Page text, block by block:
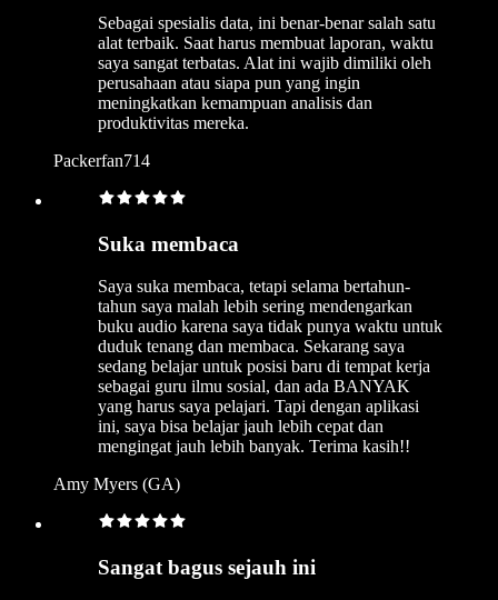
Sebagai spesialis data, ini benar-benar salah satu
alat terbaik. Saat harus membuat laporan, waktu
saya sangat terbatas. Alat ini wajib dimiliki oleh
perusahaan atau siapa pun yang ingin
meningkatkan kemampuan analisis dan
produktivitas mereka.
Packerfan714
Suka membaca
Saya suka membaca, tetapi selama bertahun-
tahun saya malah lebih sering mendengarkan
buku audio karena saya tidak punya waktu untuk
duduk tenang dan membaca. Sekarang saya
sedang belajar untuk posisi baru di tempat kerja
sebagai guru ilmu sosial, dan ada BANYAK
yang harus saya pelajari. Tapi dengan aplikasi
ini, saya bisa belajar jauh lebih cepat dan
mengingat jauh lebih banyak. Terima kasih!!
Amy Myers (GA)
Sangat bagus sejauh ini